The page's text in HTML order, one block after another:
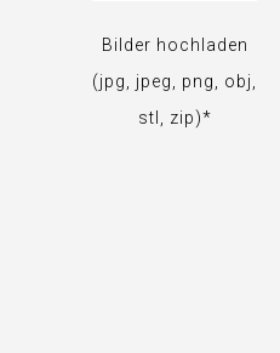
Bilder hochladen
(jpg, jpeg, png, obj,
stl, zip)*